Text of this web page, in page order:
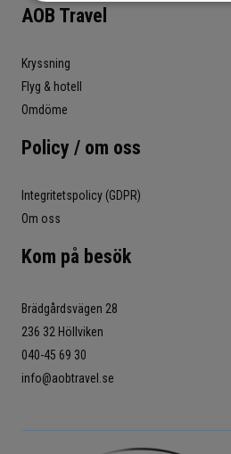
AOB Travel
Kryssning
Flyg & hotell
Omdöme
Policy / om oss
Integritetspolicy (GDPR)
Om oss
Kom på besök
Brädgårdsvägen 28
236 32 Höllviken
040-45 69 30
info@aobtravel.se